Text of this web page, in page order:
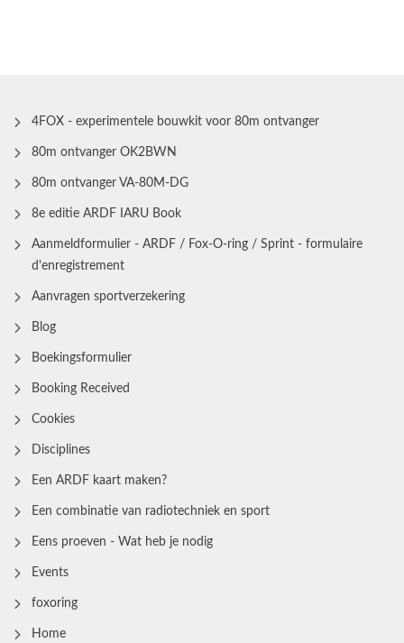
4FOX - experimentele bouwkit voor 80m ontvanger
80m ontvanger OK2BWN
80m ontvanger VA-80M-DG
8e editie ARDF IARU Book
Aanmeldformulier - ARDF / Fox-O-ring / Sprint - formulaire
d'enregistrement
Aanvragen sportverzekering
Blog
Boekingsformulier
Booking Received
Cookies
Disciplines
Een ARDF kaart maken?
Een combinatie van radiotechniek en sport
Eens proeven - Wat heb je nodig
Events
foxoring
Home